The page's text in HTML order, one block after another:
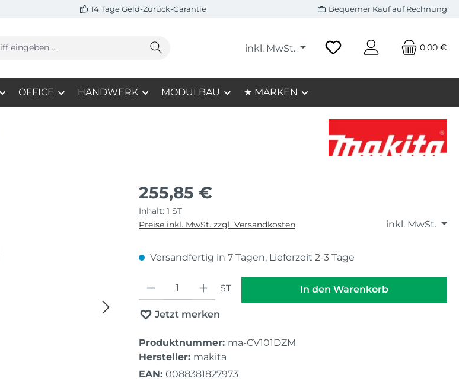
14 Tage Geld-Zurück-Garantie Bequemer Kauf auf Rechnung
inkl. MwSt. 0,00 €
OFFICE HANDWERK MODULBAU ★ MARKEN
255,85 €
Inhalt: 1 ST
inkl. MwSt.
Preise inkl. MwSt. zzgl. Versandkosten
Versandfertig in 7 Tagen, Lieferzeit 2-3 Tage
Produkt Anzahl: Gib den gewünschten Wert ein oder benutze die
ST In den Warenkorb
Jetzt merken
Produktnummer: ma-CV101DZM
Hersteller: makita
EAN: 0088381827973